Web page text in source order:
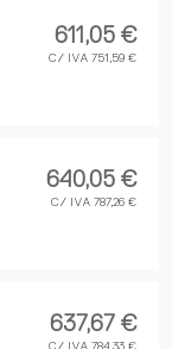
611,05 €
C/ IVA 751,59 €
640,05 €
C/ IVA 787,26 €
637,67 €